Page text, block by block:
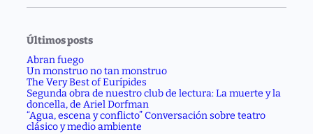
Últimos posts
Abran fuego
Un monstruo no tan monstruo
The Very Best of Eurípides
Segunda obra de nuestro club de lectura: La muerte y la
doncella, de Ariel Dorfman
“Agua, escena y conflicto” Conversación sobre teatro
clásico y medio ambiente